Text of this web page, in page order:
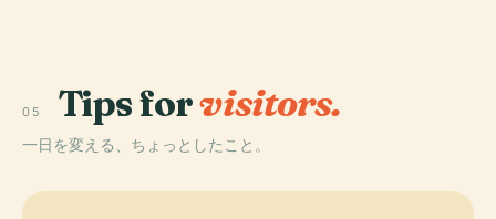
05 Tips forvisitors.
一日を変える、ちょっとしたこと。